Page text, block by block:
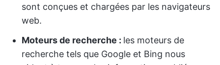
sont conçues et chargées par les navigateurs
web.
Moteurs de recherche : les moteurs de
recherche tels que Google et Bing nous